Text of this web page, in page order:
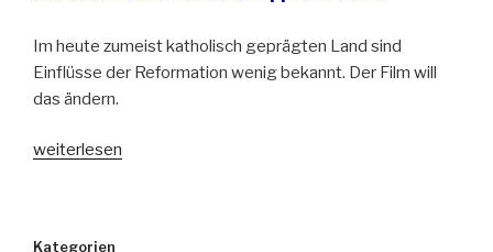
Im heute zumeist katholisch geprägten Land sind
Einflüsse der Reformation wenig bekannt. Der Film will
das ändern.
„Neuer
weiterlesen
Kategorien